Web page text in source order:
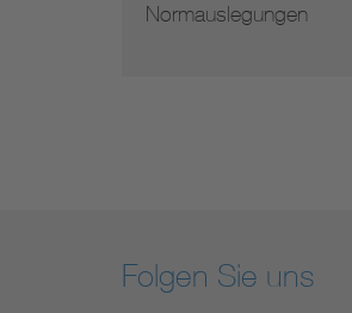
Normauslegungen
Folgen Sie uns